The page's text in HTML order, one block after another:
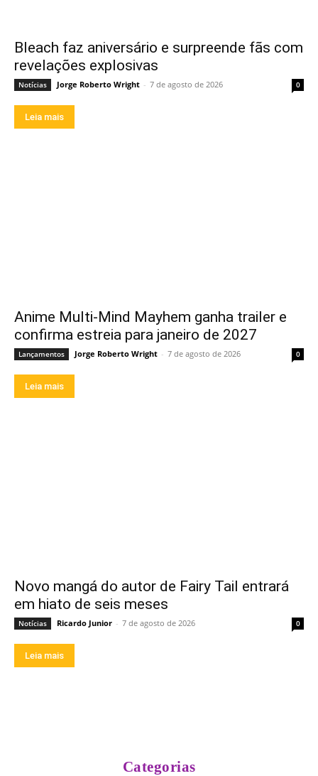
Bleach faz aniversário e surpreende fãs com
revelações explosivas
Notícias Jorge Roberto Wright - 7 de agosto de 2026 0
Leia mais
Anime Multi-Mind Mayhem ganha trailer e
confirma estreia para janeiro de 2027
Lançamentos Jorge Roberto Wright - 7 de agosto de 2026 0
Leia mais
Novo mangá do autor de Fairy Tail entrará
em hiato de seis meses
Notícias Ricardo Junior - 7 de agosto de 2026 0
Leia mais
Categorias